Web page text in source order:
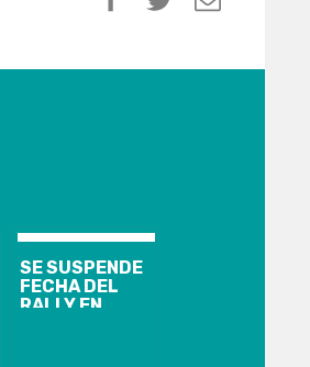
SE SUSPENDE
FECHA DEL
RALLY EN